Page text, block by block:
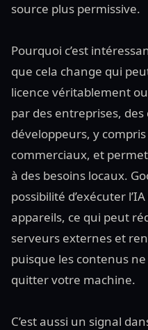
source plus permissive.
Pourquoi c’est
que cela change qui
licence véritablement
par des entreprises,
développeurs, y
commerciaux, et
à des besoins locaux.
possibilité d’exécuter
appareils, ce qui peut
serveurs externes et
puisque les contenus
quitter votre machine.
C’est aussi un signal